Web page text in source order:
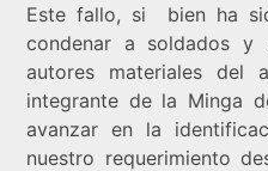
Este fallo, si bien ha
condenar a soldados y
autores materiales del
integrante de la Minga
avanzar en la
nuestro requerimiento